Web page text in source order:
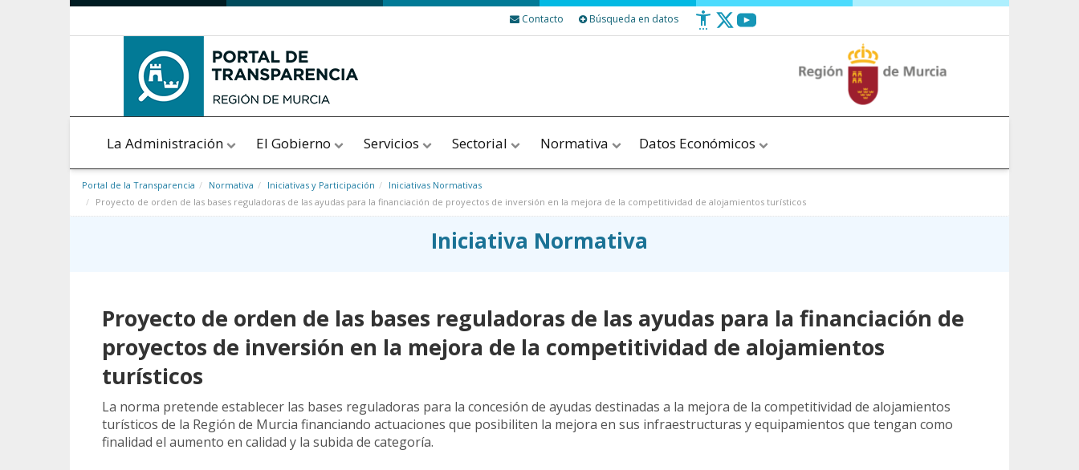
Saltar al contenido
Contacto Búsqueda en datos
La Administración El Gobierno Servicios Sectorial Normativa Datos Económicos
Portal de la Transparencia Normativa Iniciativas y Participación
Iniciativas Normativas
Proyecto de orden de las bases reguladoras de las ayudas para la financiación de proyectos de inversión en la mejora de la competitividad de alojamientos turísticos
Iniciativa Normativa
Proyecto de orden de las bases reguladoras de las ayudas para la financiación de
proyectos de inversión en la mejora de la competitividad de alojamientos
turísticos
La norma pretende establecer las bases reguladoras para la concesión de ayudas destinadas a la mejora de la competitividad de alojamientos
turísticos de la Región de Murcia financiando actuaciones que posibiliten la mejora en sus infraestructuras y equipamientos que tengan como
finalidad el aumento en calidad y la subida de categoría.